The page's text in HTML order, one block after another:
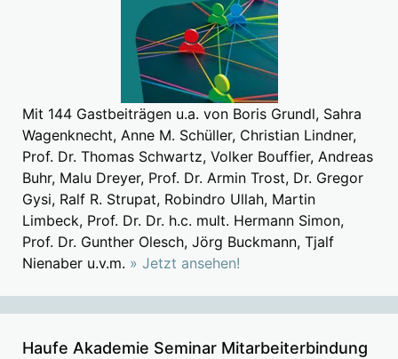
Mit 144 Gastbeiträgen u.a. von Boris Grundl, Sahra
Wagenknecht, Anne M. Schüller, Christian Lindner,
Prof. Dr. Thomas Schwartz, Volker Bouffier, Andreas
Buhr, Malu Dreyer, Prof. Dr. Armin Trost, Dr. Gregor
Gysi, Ralf R. Strupat, Robindro Ullah, Martin
Limbeck, Prof. Dr. Dr. h.c. mult. Hermann Simon,
Prof. Dr. Gunther Olesch, Jörg Buckmann, Tjalf
Nienaber u.v.m. » Jetzt ansehen!
Haufe Akademie Seminar Mitarbeiterbindung